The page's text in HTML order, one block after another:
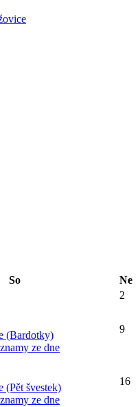
So
Ne
2
(Bardotky)
ze dne
9
(Pět švestek)
ze dne
16